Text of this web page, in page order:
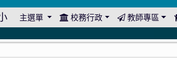
主選單 校務行政 教師專區